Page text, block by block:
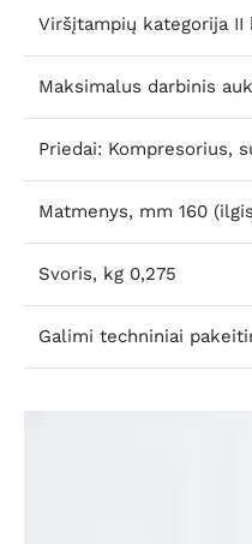
Viršįtampių kategorija II
Maksimalus darbinis
Priedai: Kompresorius,
Matmenys, mm 160
Svoris, kg 0,275
Galimi techniniai